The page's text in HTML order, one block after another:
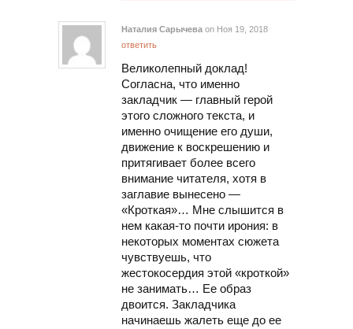
Наталия Сарычева on Ноя 19, 2018
ответить
Великолепный доклад!
Согласна, что именно
закладчик — главный герой
этого сложного текста, и
именно очищение его души,
движение к воскрешению и
притягивает более всего
внимание читателя, хотя в
заглавие вынесено —
«Кроткая»… Мне слышится в
нем какая-то почти ирония: в
некоторых моментах сюжета
чувствуешь, что
жестокосердия этой «кроткой»
не занимать… Ее образ
двоится. Закладчика
начинаешь жалеть еще до ее